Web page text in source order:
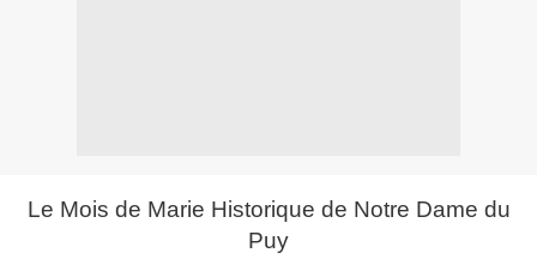
Le Mois de Marie Historique de Notre Dame du
Puy